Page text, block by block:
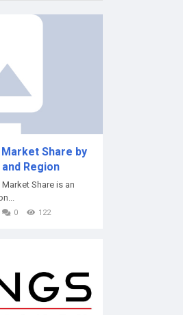
Share by
Region
Share is an
0 122